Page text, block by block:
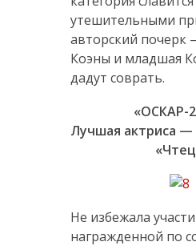
утешительными
авторский почерк
Коэны и младшая
дадут соврать.
«ОСКАР-
Лучшая актриса —
Не избежала
награжденной по